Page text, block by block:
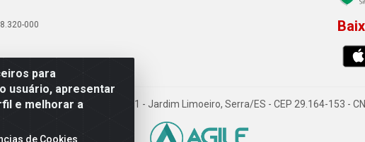
para
usuário, apresentar
e melhorar a
de Cookies
000
Sousa dos Santos, 731 - Jardim Limoeiro, Serra/ES - CEP 29.164-153 -